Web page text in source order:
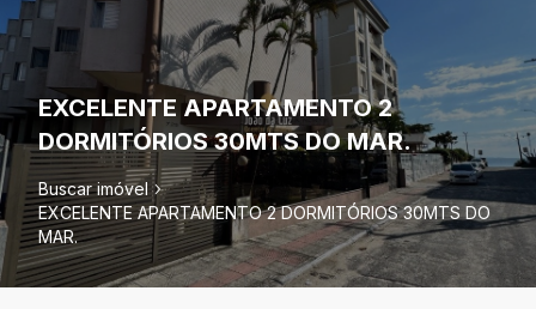
EXCELENTE APARTAMENTO 2
DORMITÓRIOS 30MTS DO MAR.
Buscar imóvel
EXCELENTE APARTAMENTO 2 DORMITÓRIOS 30MTS DO
MAR.